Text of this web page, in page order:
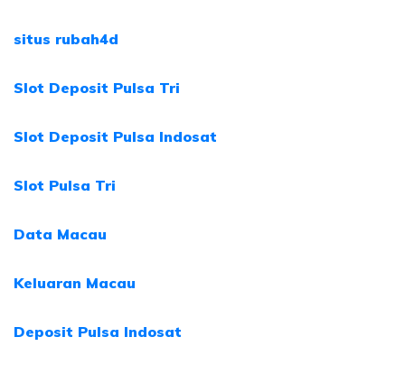
situs rubah4d
Slot Deposit Pulsa Tri
Slot Deposit Pulsa Indosat
Slot Pulsa Tri
Data Macau
Keluaran Macau
Deposit Pulsa Indosat